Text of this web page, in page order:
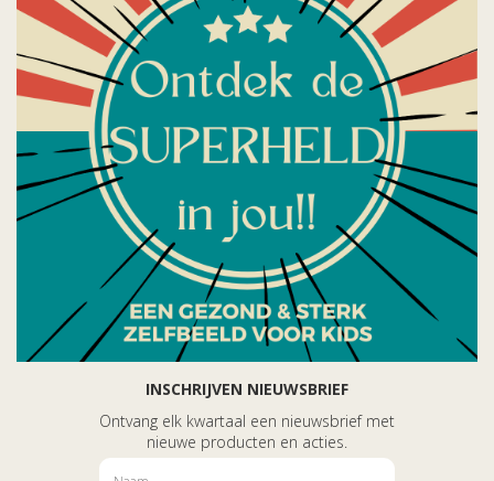
INSCHRIJVEN NIEUWSBRIEF
Ontvang elk kwartaal een nieuwsbrief met
nieuwe producten en acties.